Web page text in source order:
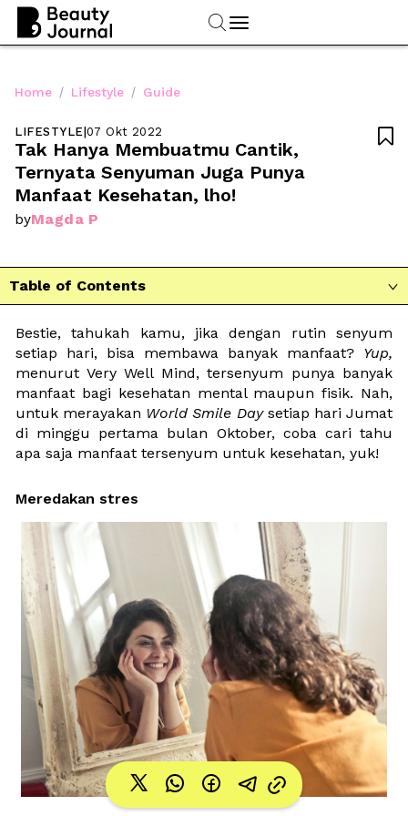
Home / Lifestyle / Guide
LIFESTYLE|07 Okt 2022
Tak Hanya Membuatmu Cantik,
Ternyata Senyuman Juga Punya
Manfaat Kesehatan, lho!
byMagda P

Table of Contents 
Bestie, tahukah kamu, jika dengan rutin senyum
setiap hari, bisa membawa banyak manfaat?
menurut Very Well Mind, tersenyum punya banyak
manfaat bagi kesehatan mental maupun fisik. Nah,
untuk merayakan World Smile Day setiap hari Jumat
di minggu pertama bulan Oktober, coba cari tahu
apa saja manfaat tersenyum untuk kesehatan, yuk!
Meredakan stres